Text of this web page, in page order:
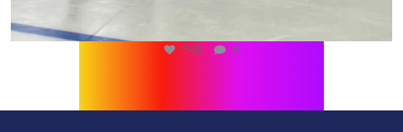
540 0